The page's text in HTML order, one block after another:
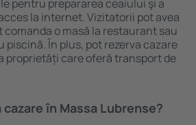
pentru prepararea ceaiului şi a
la internet. Vizitatorii pot avea
o masă la restaurant sau
piscină. În plus, pot rezerva cazare
proprietăți care oferă transport de
în Massa Lubrense?